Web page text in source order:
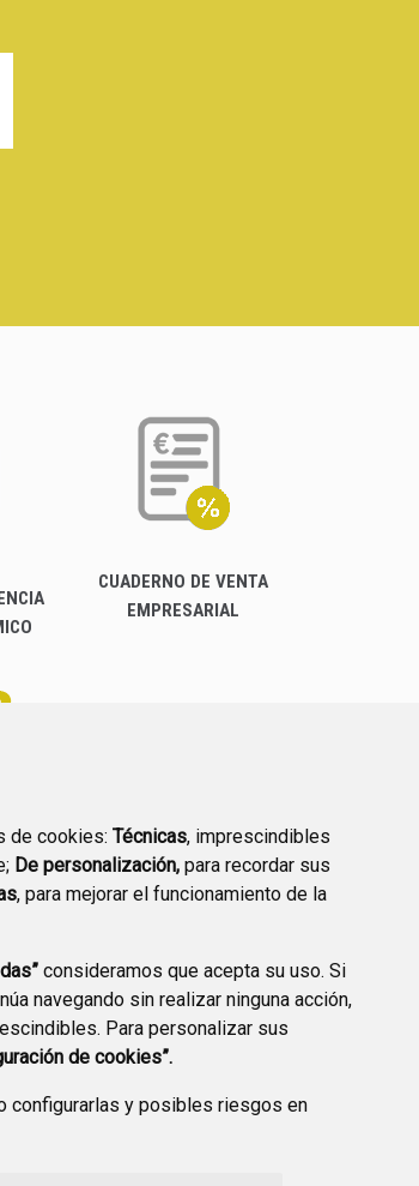
de cookies: Técnicas, imprescindibles
De personalización, para recordar sus
, para mejorar el funcionamiento de la
consideramos que acepta su uso. Si
navegando sin realizar ninguna acción,
Para personalizar sus
de cookies”.
configurarlas y posibles riesgos en
CUADERNO DE VENTA
EMPRESARIAL
PLAN DE ACCIÓN LOCAL
2030
ACCESIBILIDAD POLÍTICA DE COOKIES